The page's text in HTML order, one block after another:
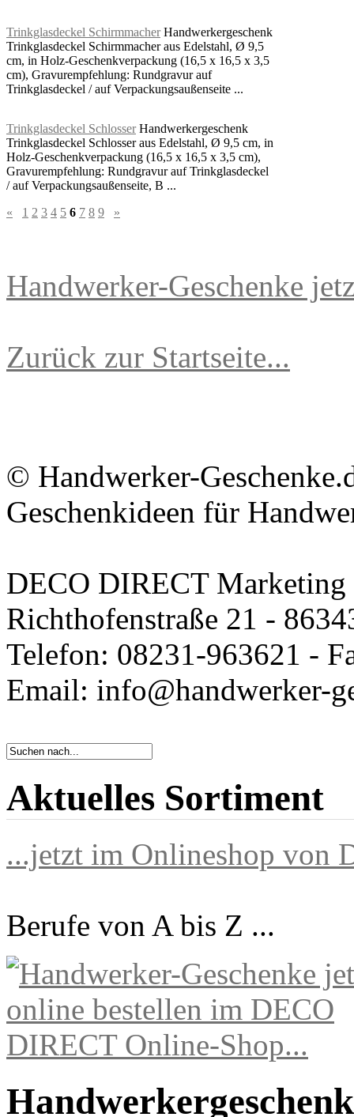
Trinkglasdeckel SchirmmacherHandwerkergeschenk
Trinkglasdeckel Schirmmacher aus Edelstahl, Ø 9,5
cm, in Holz-Geschenkverpackung (16,5 x 16,5 x 3,5
cm), Gravurempfehlung: Rundgravur auf
Trinkglasdeckel / auf Verpackungsaußenseite ...
Trinkglasdeckel SchlosserHandwerkergeschenk
Trinkglasdeckel Schlosser aus Edelstahl, Ø 9,5 cm, in
Holz-Geschenkverpackung (16,5 x 16,5 x 3,5 cm),
Gravurempfehlung: Rundgravur auf Trinkglasdeckel
/ auf Verpackungsaußenseite, B ...
«
1 2 3 4 5 6 7 8 9 »
Handwerker-Geschenke
Zurück zur Startseite...
© Handwerker-
Geschenkideen für
DECO DIRECT Marketing
Richthofenstraße 21 -
Telefon: 08231-963621 -
Email: info@handwerker-
Aktuelles Sortiment
...jetzt im Onlineshop von
Berufe von A bis Z ...